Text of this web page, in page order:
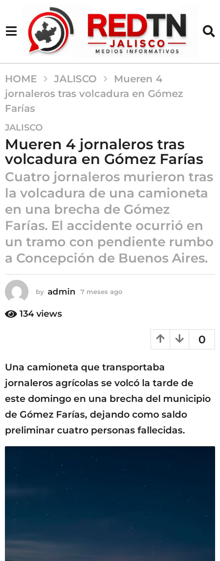
HOME JALISCO
Mueren 4
jornaleros tras volcadura en Gómez
Farías
7
m
e
s
e
s
a
g
o
7
m
e
s
a
g
JALISCO
Mueren 4 jornaleros tras
volcadura en Gómez Farías
Cuatro jornaleros murieron tras
la volcadura de una camioneta
en una brecha de Gómez
Farías. El accidente ocurrió en
un tramo con pendiente rumbo
a Concepción de Buenos Aires.
by admin 7 meses ago
o
134 views
0
Una camioneta que transportaba
jornaleros agrícolas se volcó la tarde de
este domingo en una brecha del municipio
de Gómez Farías, dejando como saldo
preliminar cuatro personas fallecidas.